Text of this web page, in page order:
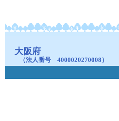
大阪府
（法人番号 4000020270008）